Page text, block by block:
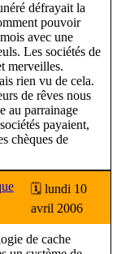
défrayait la
pouvoir
avec une
Les sociétés de
merveilles.
rien vu de cela.
de rêves nous
au parrainage
payaient,
chèques de
🗓 lundi 10
avril 2006
de cache